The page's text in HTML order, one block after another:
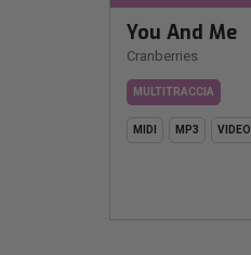
You And Me
Cranberries
MULTITRACCIA
MIDI MP3 VIDEO